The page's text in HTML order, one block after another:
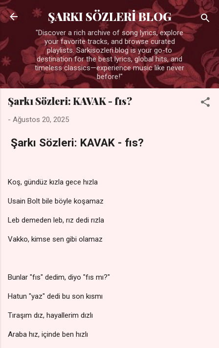
Ana içeriğe atla
ŞARKI SÖZLERİ BLOG
"Discover a rich archive of song lyrics, explore
your favorite tracks, and browse curated
playlists. Sarkisozleri.blog is your go-to
destination for the best lyrics, global hits, and
timeless classics—experience music like never
before!"
Şarkı Sözleri: KAVAK - fıs?
- Ağustos 20, 2025
Şarkı Sözleri: KAVAK - fıs?
Koş, gündüz kızla gece hızla
Usain Bolt bile böyle koşamaz
Leb demeden leb, rız dedi rızla
Vakko, kimse sen gibi olamaz
Bunlar "fıs" dedim, diyo "fıs mı?"
Hatun "yaz" dedi bu son kısmı
Tıraşım dız, hayallerim dızlı
Araba hız, içinde ben hızlı